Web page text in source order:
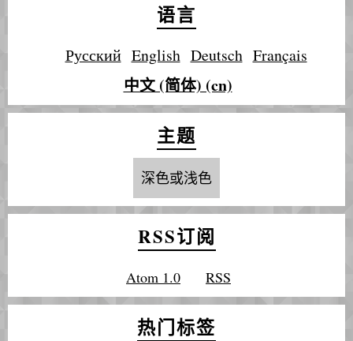
语言
Русский English Deutsch Français
中文 (简体) (cn)
主题
深色或浅色
RSS订阅
Atom 1.0 RSS
热门标签